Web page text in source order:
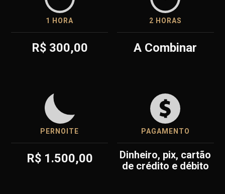
1 HORA
R$ 300,00
2 HORAS
A Combinar
PERNOITE
R$ 1.500,00
PAGAMENTO
dinheiro, pix, cartão
de crédito e débito